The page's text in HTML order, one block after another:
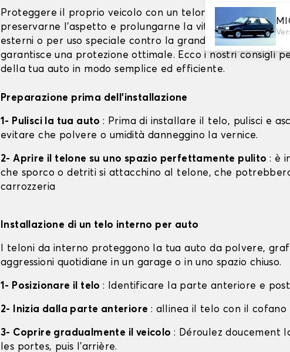
Proteggere il proprio veicolo con un telone adatto è
preservarne l'aspetto e prolungarne la vita. Che si tratti
esterni o per uso speciale contro la grandine, la corretta
garantisce una protezione ottimale. Ecco i nostri consigli
della tua auto in modo semplice ed efficiente.
Preparazione prima dell'installazione
1- Pulisci la tua auto: Prima di installare il telo, pulisci e
evitare che polvere o umidità danneggino la vernice.
2- Aprire il telone su uno spazio perfettamente pulito : è
che sporco o detriti si attacchino al telone, che
carrozzeria
Installazione di un telo interno per auto
I teloni da interno proteggono la tua auto da polvere,
aggressioni quotidiane in un garage o in uno spazio chiuso.
1- Posizionare il telo: Identificare la parte anteriore e
2- Inizia dalla parte anteriore : allinea il telo con il cofano
3- Coprire gradualmente il veicolo : Déroulez doucement
les portes, puis l'arrière.